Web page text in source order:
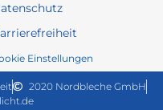
Einstellungen
2020 Nordbleche GmbH